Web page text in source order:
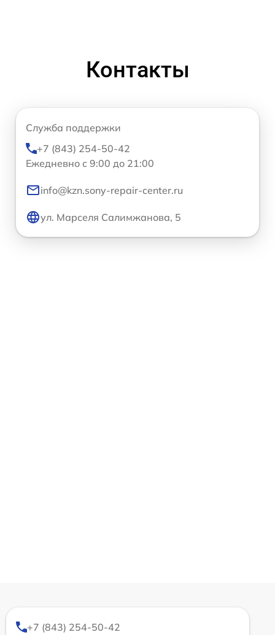
Контакты
Служба поддержки
+7 (843) 254-50-42
Ежедневно с 9:00 до 21:00
info@kzn.sony-repair-center.ru
ул. Марселя Салимжанова, 5
+7 (843) 254-50-42